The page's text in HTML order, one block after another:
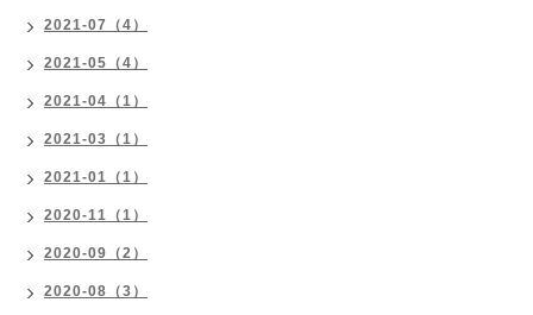
2021-07（4）
2021-05（4）
2021-04（1）
2021-03（1）
2021-01（1）
2020-11（1）
2020-09（2）
2020-08（3）